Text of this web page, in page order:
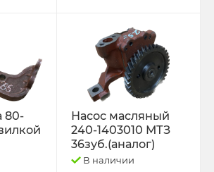
80-
Насос масляный
240-1403010 МТЗ
36зуб.(аналог)
В наличии